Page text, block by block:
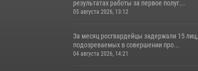
результатах работы за первое полуг...
05 августа 2026, 13:12
За месяц росгвардейцы задержали 15 лиц,
подозреваемых в совершении про...
04 августа 2026, 14:21